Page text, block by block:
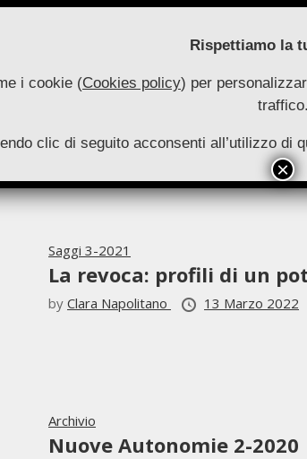
Autonomie COLLANA
Saggi 3-2021
La revoca: profili di un
byClara Napolitano 13 Marzo 2022
Archivio
Nuove Autonomie 2-2020
Rispettiamo la
i cookie (Cookies policy) per
traffico.
clic di seguito acconsenti all’utilizzo di